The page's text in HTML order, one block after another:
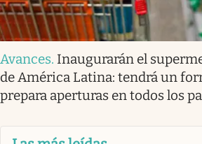
Avances. Inaugurarán el
de América Latina: tendrá un
prepara aperturas en todos los